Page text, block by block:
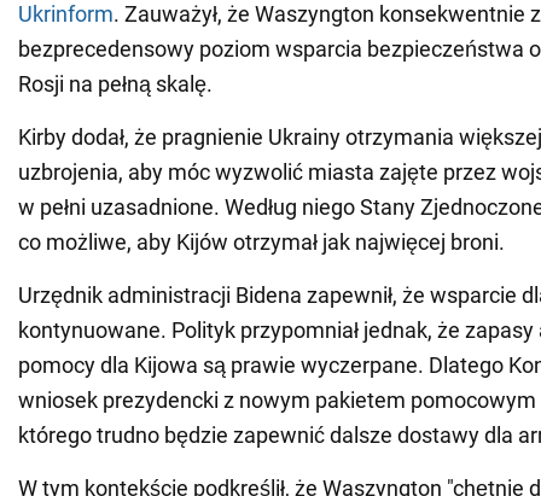
Ukrinform. Zauważył, że Waszyngton konsekwentnie
bezprecedensowy poziom wsparcia bezpieczeństwa
Rosji na pełną skalę.
Kirby dodał, że pragnienie Ukrainy otrzymania
uzbrojenia, aby móc wyzwolić miasta zajęte przez
w pełni uzasadnione. Według niego Stany
co możliwe, aby Kijów otrzymał jak najwięcej broni.
Urzędnik administracji Bidena zapewnił, że wsparcie
kontynuowane. Polityk przypomniał jednak, że
pomocy dla Kijowa są prawie wyczerpane. Dlatego
wniosek prezydencki z nowym pakietem pomocowym
którego trudno będzie zapewnić dalsze dostawy dla
W tym kontekście podkreślił, że Waszyngton "chętnie